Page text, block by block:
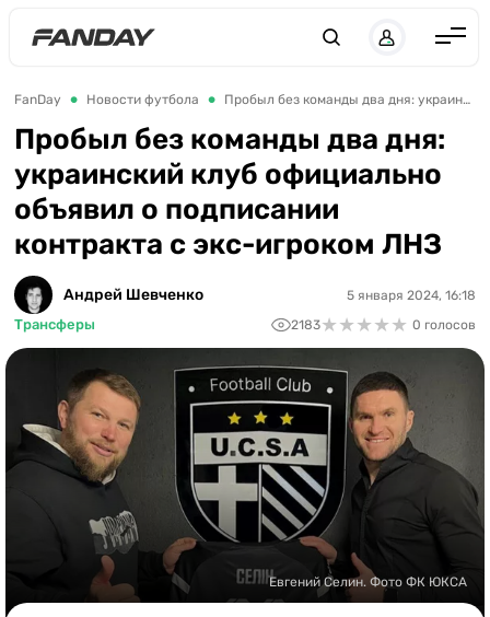
Англия
Испания
Германия
Италия
Франция
Украина
ЛЧ
ЧЕ-2028
Букмекеры
FanDay Новости футбола Пробыл без команды два дня: украинский клуб официально объявил о подписании контракта с экс-игроком ЛНЗ
Пробыл без команды два дня:
украинский клуб официально
объявил о подписании
контракта с экс-игроком ЛНЗ
Андрей Шевченко
Трансферы
5 января 2024, 16:18
2183★★★★★
★★★★★ 0 голосов
Евгений Селин. Фото ФК ЮКСА